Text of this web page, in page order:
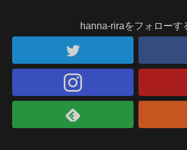
hanna-riraをフォローす